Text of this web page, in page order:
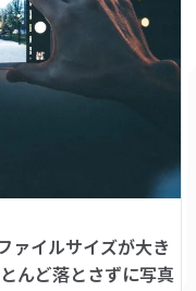
ァイルサイズが大き
んど落とさずに写真